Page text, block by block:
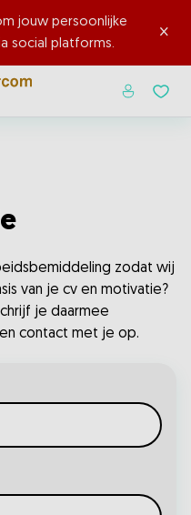
×
jouw persoonlijke
social platforms.
zodat wij
van je cv en motivatie?
je daarmee
contact met je op.